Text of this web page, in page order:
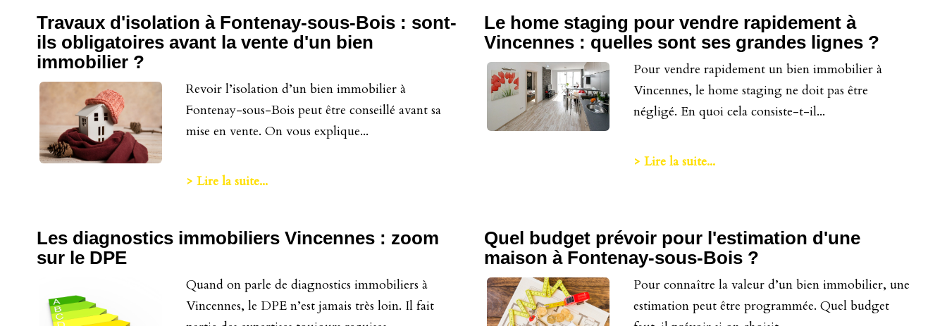
Travaux d'isolation à Fontenay-sous-Bois : sont-
ils obligatoires avant la vente d'un bien
immobilier ?
Revoir l’isolation d’un bien immobilier à
Fontenay-sous-Bois peut être conseillé avant sa
mise en vente. On vous explique...
> Lire la suite...
Le home staging pour vendre rapidement à
Vincennes : quelles sont ses grandes lignes ?
Pour vendre rapidement un bien immobilier à
Vincennes, le home staging ne doit pas être
négligé. En quoi cela consiste-t-il...
> Lire la suite...
Les diagnostics immobiliers Vincennes : zoom
sur le DPE
Quand on parle de diagnostics immobiliers à
Vincennes, le DPE n’est jamais très loin. Il fait
Quel budget prévoir pour l'estimation d'une
maison à Fontenay-sous-Bois ?
Pour connaître la valeur d’un bien immobilier, une
estimation peut être programmée. Quel budget